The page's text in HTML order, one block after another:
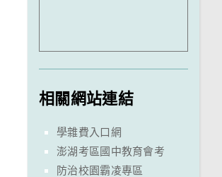
相關網站連結
學雜費入口網
澎湖考區國中教育會考
防治校園霸凌專區